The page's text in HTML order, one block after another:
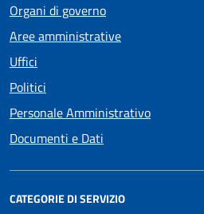
Organi di governo
Aree amministrative
Uffici
Politici
Personale Amministrativo
Documenti e Dati
CATEGORIE DI SERVIZIO